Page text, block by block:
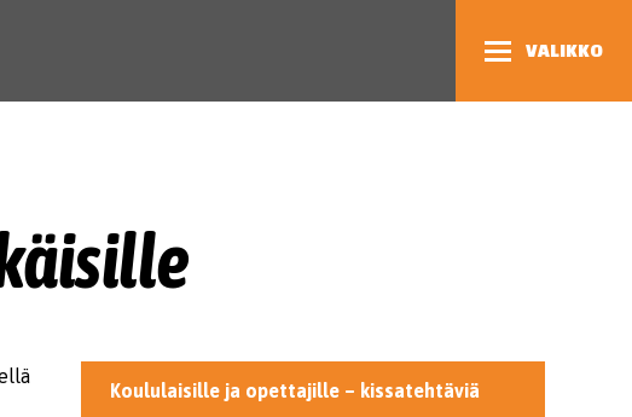
VALIKKO
Koululaisille ja opettajille – kissatehtäviä